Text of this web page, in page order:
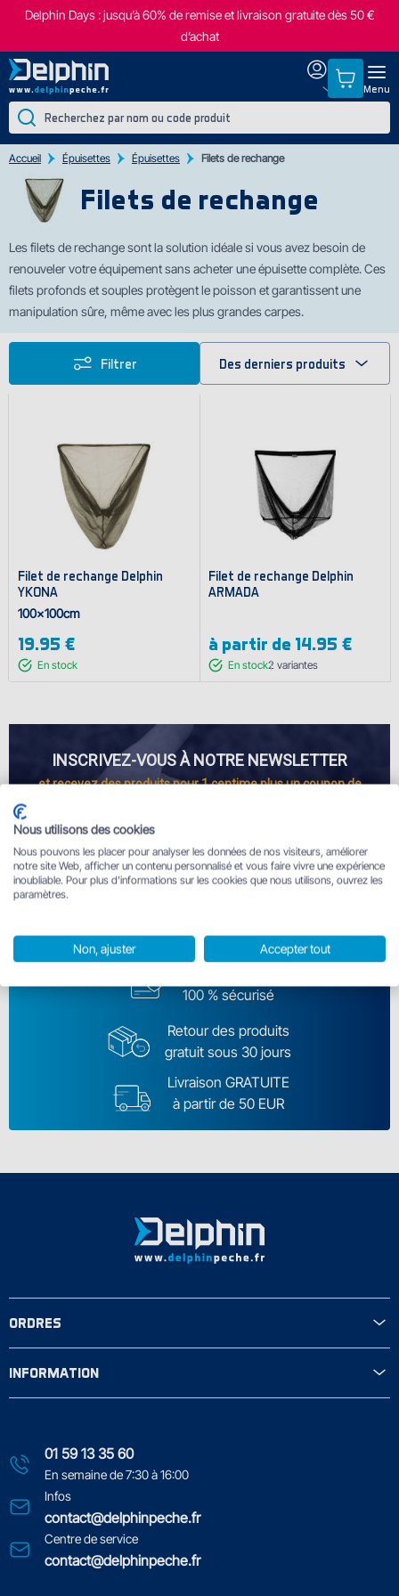
Delphin Days : jusqu’à 60% de remise et livraison gratuite dès 50 €
d’achat
Menu
Accueil Épuisettes Épuisettes Filets de rechange
Filets de rechange
Lesfilets de rechange sont la solution idéale si vous avez besoin de
renouveler votre équipement sans acheter une épuisette complète. Ces
filets profonds et souples protègent le poisson et garantissent une
manipulation sûre, même avec les plus grandes carpes.
Filtrer Des derniers produits
Filet de rechange Delphin
YKONA
100x100cm
19.95 €
En stock
Filet de rechange Delphin
ARMADA
à partir de 14.95 €
En stock2 variantes
INSCRIVEZ-VOUS À NOTRE NEWSLETTER
et recevez des produits pour 1 centime plus un coupon de
Se connecter
100 % sécurisé
Retour des produits
gratuit sous 30 jours
Livraison GRATUITE
à partir de 50 EUR
01 59 13 35 60
En semaine de 7:30 à 16:00
Infos
contact@delphinpeche.fr
Centre de service
contact@delphinpeche.fr
ORDRES
INFORMATION
Nous utilisons des cookies
Nous pouvons les placer pour analyser les données de nos visiteurs, améliorer
notre site Web, afficher un contenu personnalisé et vous faire vivre une expérience
inoubliable. Pour plus d'informations sur les cookies que nous utilisons, ouvrez les
paramètres.
Non, ajuster Accepter tout